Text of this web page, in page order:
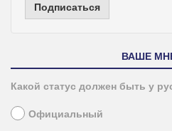
Подписаться
ВАШЕ
Какой статус должен быть у
Официальный